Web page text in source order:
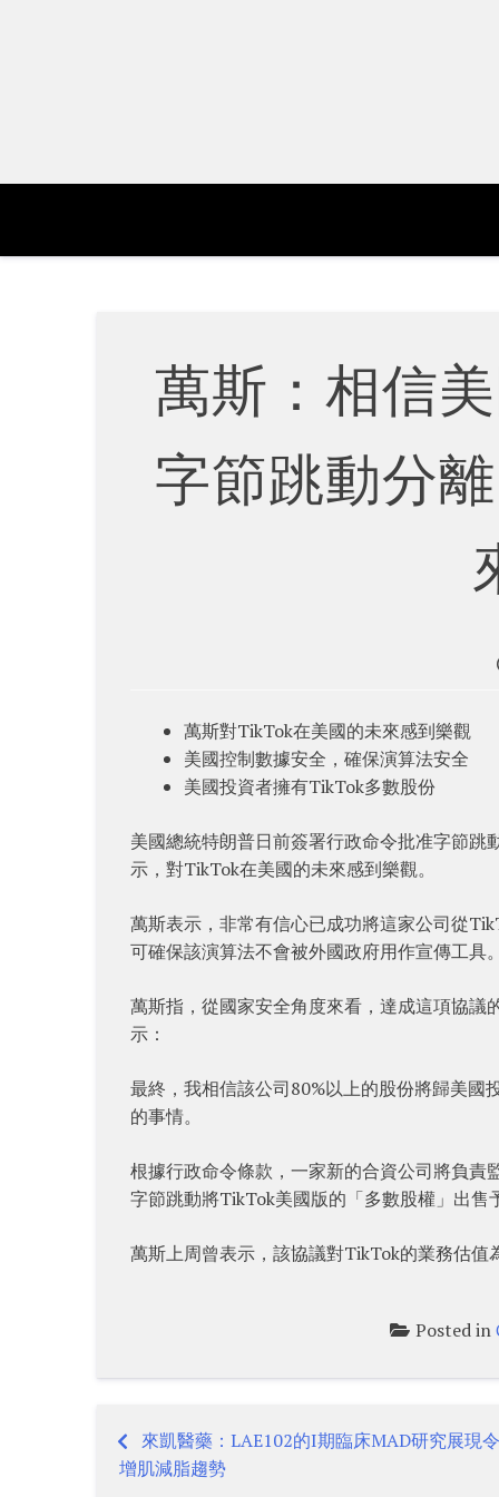
萬斯：相信
字節跳動分
萬斯對TikTok在美國的未來感到樂觀
美國控制數據安全，確保演算法安全
美國投資者擁有TikTok多數股份
美國總統特朗普日前簽署行政命令批准字節跳
示，對TikTok在美國的未來感到樂觀。
萬斯表示，非常有信心已成功將這家公司從
可確保該演算法不會被外國政府用作宣傳工具。
萬斯指，從國家安全角度來看，達成這項協
示：
最終，我相信該公司80%以上的股份將歸美
的事情。
根據行政命令條款，一家新的合資公司將負責
字節跳動將TikTok美國版的「多數股權」出售
萬斯上周曾表示，該協議對TikTok的業務估值
Posted in
Post
來凱醫藥：LAE102的I期臨床MAD研究展現
增肌減脂趨勢